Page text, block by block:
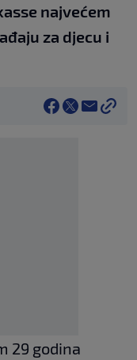
najvećem
za djecu i
29 godina